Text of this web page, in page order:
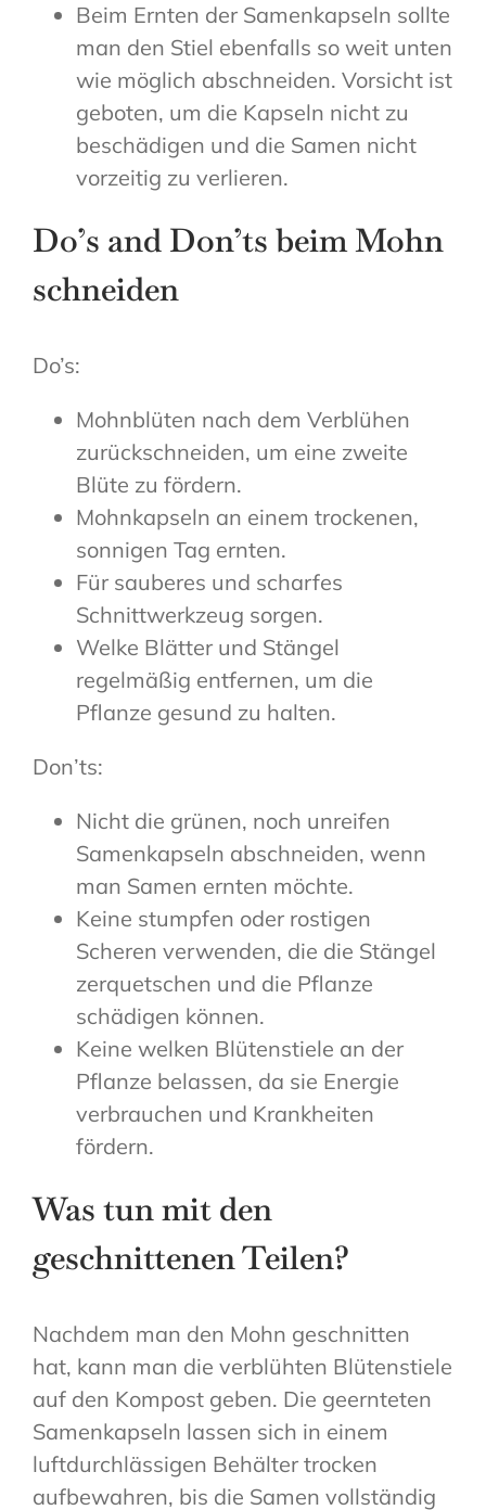
Beim Ernten der Samenkapseln sollte
man den Stiel ebenfalls so weit unten
wie möglich abschneiden. Vorsicht ist
geboten, um die Kapseln nicht zu
beschädigen und die Samen nicht
vorzeitig zu verlieren.
Do’s and Don’ts beim Mohn
schneiden
Do’s:
Mohnblüten nach dem Verblühen
zurückschneiden, um eine zweite
Blüte zu fördern.
Mohnkapseln an einem trockenen,
sonnigen Tag ernten.
Für sauberes und scharfes
Schnittwerkzeug sorgen.
Welke Blätter und Stängel
regelmäßig entfernen, um die
Pflanze gesund zu halten.
Don’ts:
Nicht die grünen, noch unreifen
Samenkapseln abschneiden, wenn
man Samen ernten möchte.
Keine stumpfen oder rostigen
Scheren verwenden, die die Stängel
zerquetschen und die Pflanze
schädigen können.
Keine welken Blütenstiele an der
Pflanze belassen, da sie Energie
verbrauchen und Krankheiten
fördern.
Was tun mit den
geschnittenen Teilen?
Nachdem man den Mohn geschnitten
hat, kann man die verblühten Blütenstiele
auf den Kompost geben. Die geernteten
Samenkapseln lassen sich in einem
luftdurchlässigen Behälter trocken
aufbewahren, bis die Samen vollständig